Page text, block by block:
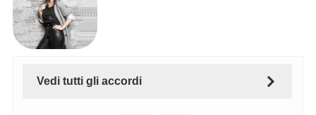
Vedi tutti gli accordi